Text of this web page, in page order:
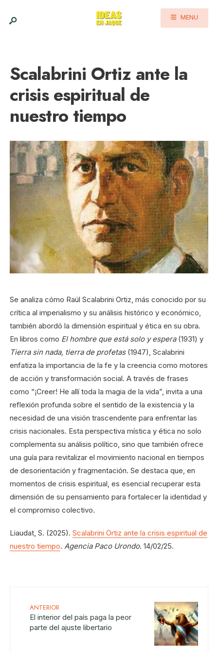
MENU
Scalabrini Ortiz ante la
crisis espiritual de
nuestro tiempo
Se analiza cómo Raúl Scalabrini Ortiz, más conocido por su
crítica al imperialismo y su análisis histórico y económico,
también abordó la dimensión espiritual y ética en su obra.
En libros como El hombre que está solo y espera(1931) y
Tierra sin nada, tierra de profetas(1947), Scalabrini
enfatiza la importancia de la fe y la creencia como motores
de acción y transformación social. A través de frases
como “¡Creer! He allí toda la magia de la vida”, invita a una
reflexión profunda sobre el sentido de la existencia y la
necesidad de una visión trascendente para enfrentar las
crisis nacionales. Esta perspectiva mística y ética no solo
complementa su análisis político, sino que también ofrece
una guía para revitalizar el movimiento nacional en tiempos
de desorientación y fragmentación. Se destaca que, en
momentos de crisis espiritual, es esencial recuperar esta
dimensión de su pensamiento para fortalecer la identidad y
el compromiso colectivo.
Liaudat, S. (2025). Scalabrini Ortiz ante la crisis espiritual de
nuestro tiempo. Agencia Paco Urondo. 14/02/25.
ANTERIOR
El interior del país paga la peor
parte del ajuste libertario